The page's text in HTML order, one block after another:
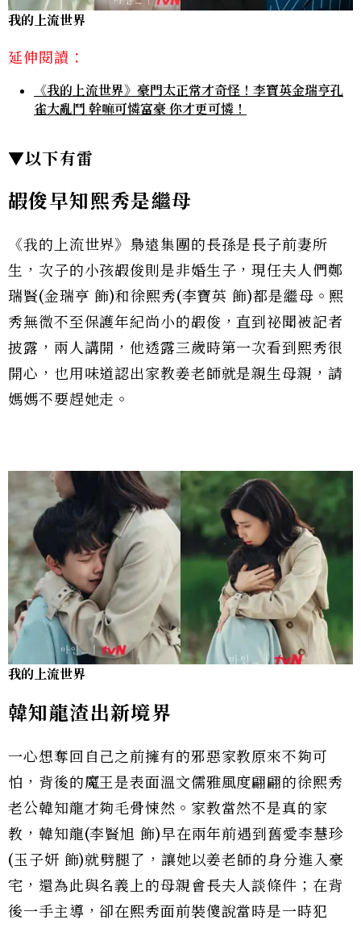
我的上流世界
延伸閱讀：
《我的上流世界》豪門太正常才奇怪！李寶英金瑞亨孔
雀大亂鬥 幹嘛可憐富豪 你才更可憐！
▼以下有雷
嘏俊早知熙秀是繼母
《我的上流世界》梟遠集團的長孫是長子前妻所
生，次子的小孩嘏俊則是非婚生子，現任夫人們鄭
瑞賢(金瑞亨 飾)和徐熙秀(李寶英 飾)都是繼母。熙
秀無微不至保護年紀尚小的嘏俊，直到祕聞被記者
披露，兩人講開，他透露三歲時第一次看到熙秀很
開心，也用味道認出家教姜老師就是親生母親，請
媽媽不要趕她走。
我的上流世界
韓知龍渣出新境界
一心想奪回自己之前擁有的邪惡家教原來不夠可
怕，背後的魔王是表面溫文儒雅風度翩翩的徐熙秀
老公韓知龍才夠毛骨悚然。家教當然不是真的家
教，韓知龍(李賢旭 飾)早在兩年前遇到舊愛李慧珍
(玉子妍 飾)就劈腿了，讓她以姜老師的身分進入豪
宅，還為此與名義上的母親會長夫人談條件；在背
後一手主導，卻在熙秀面前裝傻說當時是一時犯